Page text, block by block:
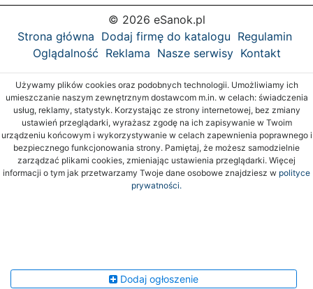
© 2026 eSanok.pl
Strona główna Dodaj firmę do katalogu Regulamin
Oglądalność Reklama Nasze serwisy Kontakt
Używamy plików cookies oraz podobnych technologii. Umożliwiamy ich
umieszczanie naszym zewnętrznym dostawcom m.in. w celach: świadczenia
usług, reklamy, statystyk. Korzystając ze strony internetowej, bez zmiany
ustawień przeglądarki, wyrażasz zgodę na ich zapisywanie w Twoim
urządzeniu końcowym i wykorzystywanie w celach zapewnienia poprawnego i
bezpiecznego funkcjonowania strony. Pamiętaj, że możesz samodzielnie
zarządzać plikami cookies, zmieniając ustawienia przeglądarki. Więcej
informacji o tym jak przetwarzamy Twoje dane osobowe znajdziesz w polityce
prywatności.
Dodaj ogłoszenie